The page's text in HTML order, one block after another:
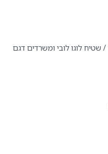
שטיח לוגו לובי ומשרדים דגם